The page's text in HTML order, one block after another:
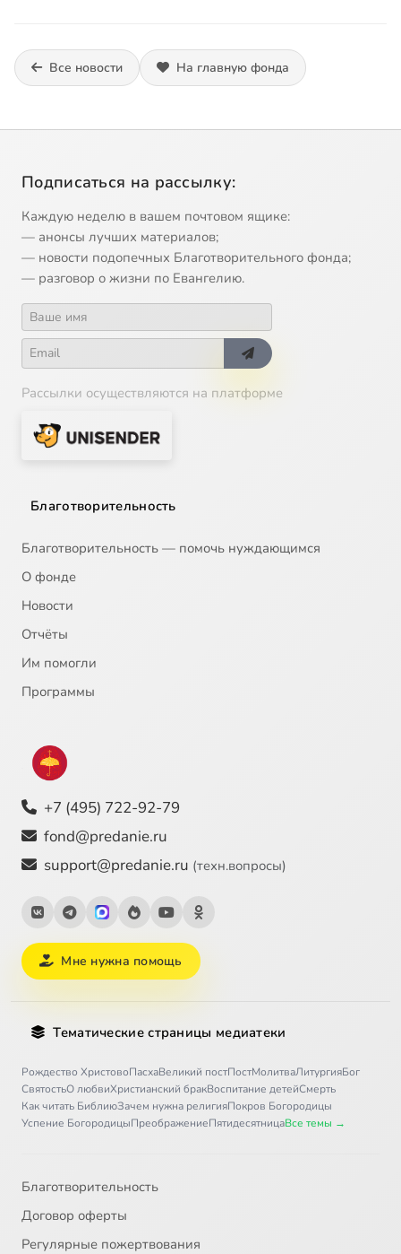
Все новости На главную фонда
Подписаться на рассылку:
Каждую неделю в вашем почтовом ящике:
— анонсы лучших материалов;
— новости подопечных Благотворительного фонда;
— разговор о жизни по Евангелию.
Рассылки осуществляются на платформе
Благотворительность
Благотворительность — помочь нуждающимся
О фонде
Новости
Отчёты
Им помогли
Программы
+7 (495) 722-92-79
fond@predanie.ru
support@predanie.ru (техн.вопросы)
Мне нужна помощь
Тематические страницы медиатеки
Рождество ХристовоПасхаВеликий постПостМолитваЛитургияБог
СвятостьО любвиХристианский бракВоспитание детейСмерть
Как читать БиблиюЗачем нужна религияПокров Богородицы
Успение БогородицыПреображениеПятидесятницаВсе темы →
Благотворительность
Договор оферты
Регулярные пожертвования